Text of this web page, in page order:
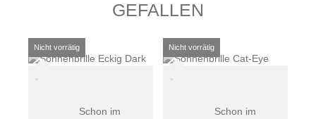
GEFALLEN
Schon im
Schon im